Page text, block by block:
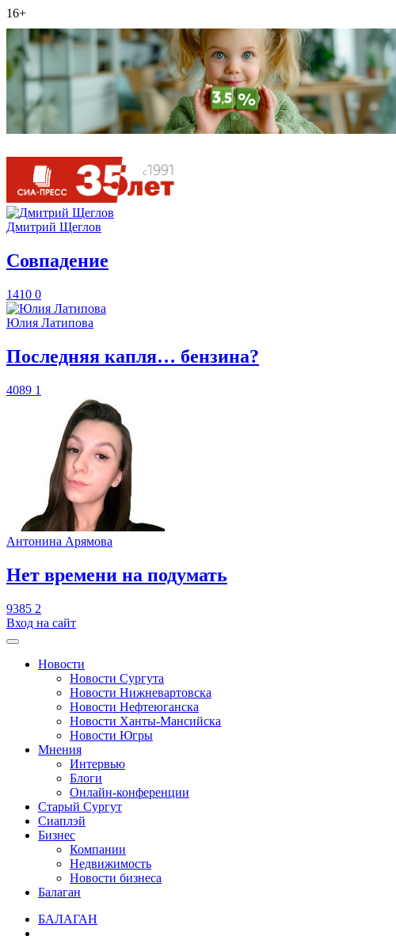
16+
Дмитрий Щеглов
​Совпадение
1410 0
Юлия Латипова
​Последняя капля… бензина?
4089 1
Антонина Арямова
​Нет времени на подумать
9385 2
Вход на сайт
Новости
Новости Сургута
Новости Нижневартовска
Новости Нефтеюганска
Новости Ханты-Мансийска
Новости Югры
Мнения
Интервью
Блоги
Онлайн-конференции
Старый Сургут
Сиаплэй
Бизнес
Компании
Недвижимость
Новости бизнеса
Балаган
БАЛАГАН